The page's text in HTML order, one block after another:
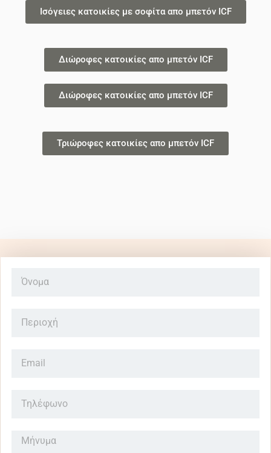
Ισόγειες κατοικίες με σοφίτα απο μπετόν ICF
Διώροφες κατοικίες απο μπετόν ICF
Διώροφες κατοικίες απο μπετόν ICF
Τριώροφες κατοικίες απο μπετόν ICF